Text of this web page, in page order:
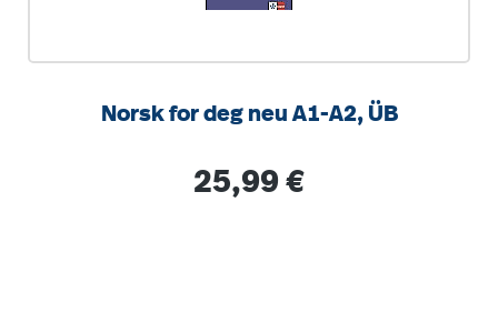
Norsk for deg neu A1-A2, ÜB
Regulärer Preis:
25,99 €